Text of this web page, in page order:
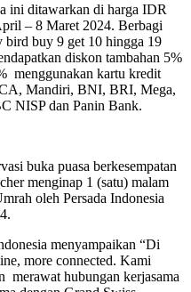
ini ditawarkan di harga IDR
– 8 Maret 2024. Berbagi
bird buy 9 get 10 hingga 19
diskon tambahan 5%
menggunakan kartu kredit
Mandiri, BNI, BRI, Mega,
NISP dan Panin Bank.
buka puasa berkesempatan
menginap 1 (satu) malam
oleh Persada Indonesia
menyampaikan “Di
more connected. Kami
merawat hubungan kerjasama